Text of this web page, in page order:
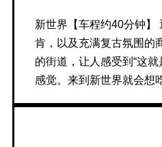
新世界【车程约40分钟】
肯，以及充满复古氛围的
的街道，让人感受到“这就
感觉。来到新世界就会想